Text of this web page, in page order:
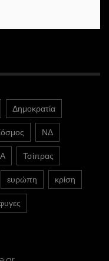
Δημοκρατία
ΝΔ
Τσίπρας
ευρώπη κρίση